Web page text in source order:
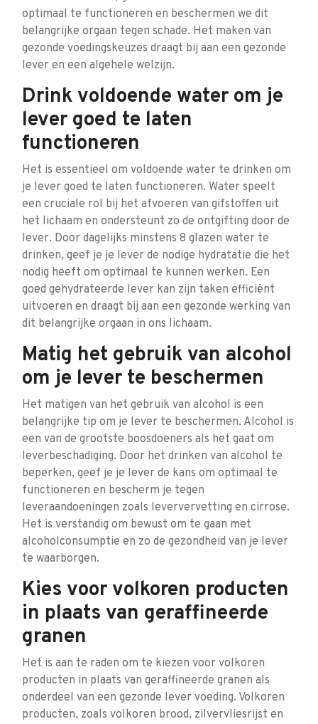
optimaal te functioneren en beschermen we dit
belangrijke orgaan tegen schade. Het maken van
gezonde voedingskeuzes draagt bij aan een gezonde
lever en een algehele welzijn.
Drink voldoende water om je
lever goed te laten
functioneren
Het is essentieel om voldoende water te drinken om
je lever goed te laten functioneren. Water speelt
een cruciale rol bij het afvoeren van gifstoffen uit
het lichaam en ondersteunt zo de ontgifting door de
lever. Door dagelijks minstens 8 glazen water te
drinken, geef je je lever de nodige hydratatie die het
nodig heeft om optimaal te kunnen werken. Een
goed gehydrateerde lever kan zijn taken efficiënt
uitvoeren en draagt bij aan een gezonde werking van
dit belangrijke orgaan in ons lichaam.
Matig het gebruik van alcohol
om je lever te beschermen
Het matigen van het gebruik van alcohol is een
belangrijke tip om je lever te beschermen. Alcohol is
een van de grootste boosdoeners als het gaat om
leverbeschadiging. Door het drinken van alcohol te
beperken, geef je je lever de kans om optimaal te
functioneren en bescherm je tegen
leveraandoeningen zoals leververvetting en cirrose.
Het is verstandig om bewust om te gaan met
alcoholconsumptie en zo de gezondheid van je lever
te waarborgen.
Kies voor volkoren producten
in plaats van geraffineerde
granen
Het is aan te raden om te kiezen voor volkoren
producten in plaats van geraffineerde granen als
onderdeel van een gezonde lever voeding. Volkoren
producten, zoals volkoren brood, zilvervliesrijst en